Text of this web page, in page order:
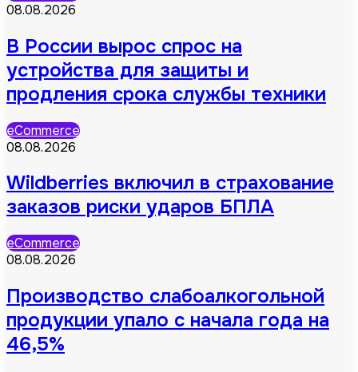
08.08.2026
В России вырос спрос на
устройства для защиты и
продления срока службы техники
eCommerce
08.08.2026
Wildberries включил в страхование
заказов риски ударов БПЛА
eCommerce
08.08.2026
Производство слабоалкогольной
продукции упало с начала года на
46,5%